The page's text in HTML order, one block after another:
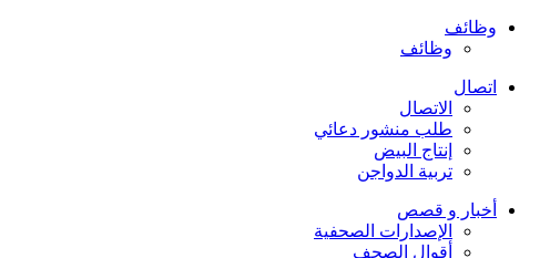
وظائف
وظائف
اتصال
الاتصال
طلب منشور دعائي
إنتاج البيض
تربية الدواجن
أخبار و قصص
الإصدارات الصحفية
أقوال الصحف